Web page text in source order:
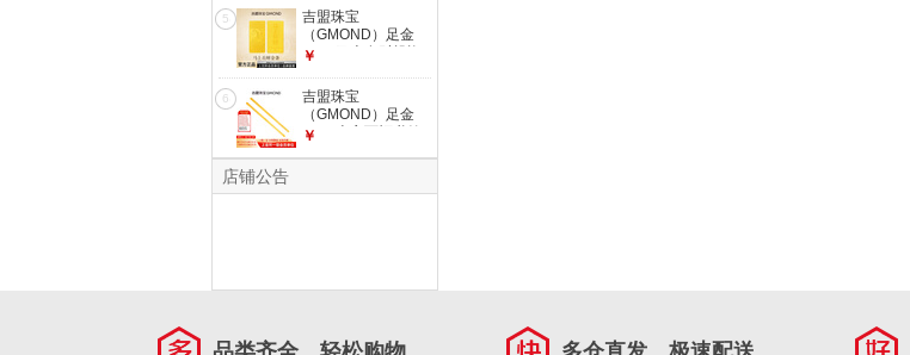
送礼物1g 发货后不
支持退换货和拒收
投资金片生日快乐
1g【配鉴定证书】
5
吉盟珠宝
（GMOND）足金
9999马上有财投资
老婆女朋友礼物 马
上有财金条10g【配
鉴定证书】 发货后
不支持退换货和拒收
￥
6
吉盟珠宝
（GMOND）足金
9999吉言百福书签
￥
店铺公告